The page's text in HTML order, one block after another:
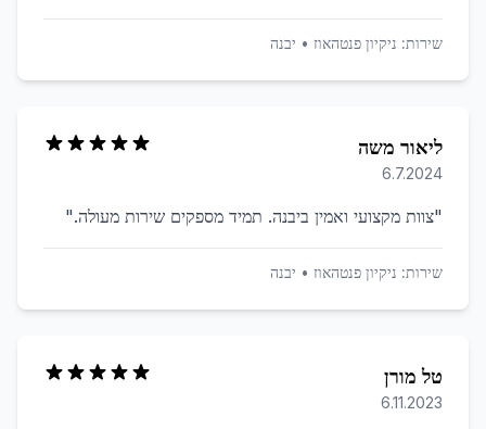
שירות: ניקיון פנטהאוז • יבנה
ליאור משה
6.7.2024
"צוות מקצועי ואמין ביבנה. תמיד מספקים שירות מעולה."
שירות: ניקיון פנטהאוז • יבנה
טל מורן
6.11.2023